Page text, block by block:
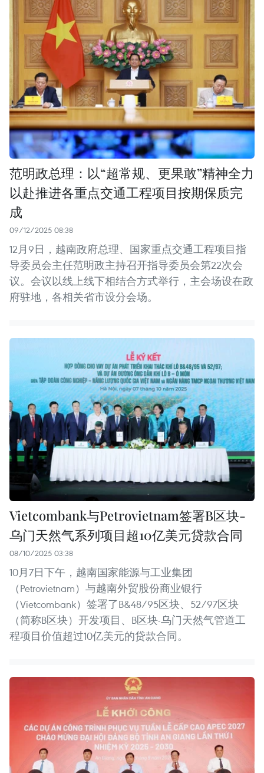
范明政总理：以“超常规、更果敢”精神全力
以赴推进各重点交通工程项目按期保质完
成
09/12/2025 08:38
12月9日，越南政府总理、国家重点交通工程项目指
导委员会主任范明政主持召开指导委员会第22次会
议。会议以线上线下相结合方式举行，主会场设在政
府驻地，各相关省市设分会场。
Vietcombank与Petrovietnam签署B区块-
乌门天然气系列项目超10亿美元贷款合同
08/10/2025 03:38
10月7日下午，越南国家能源与工业集团
（Petrovietnam）与越南外贸股份商业银行
（Vietcombank）签署了B&48/95区块、52/97区块
（简称B区块）开发项目、B区块-乌门天然气管道工
程项目价值超过10亿美元的贷款合同。